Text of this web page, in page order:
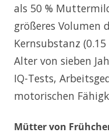
als 50 %
größeres Volumen
Kernsubstanz (0.15
Alter von sieben
IQ-Tests,
motorischen
Mütter von